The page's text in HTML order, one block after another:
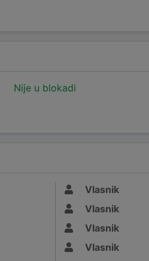
Nije u blokadi
Vlasnik
Vlasnik
Vlasnik
Vlasnik